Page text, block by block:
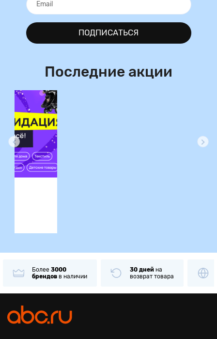
ПОДПИСАТЬСЯ
Последние акции
Более 3000
брендов в наличии
30 дней на
возврат товара